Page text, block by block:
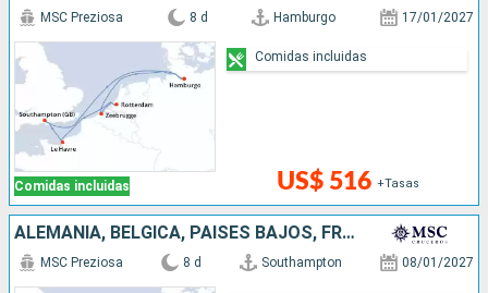
Comidas incluidas
MSC Preziosa 8 d Hamburgo 17/01/2027
US$ 516 +Tasas
Comidas incluidas
ALEMANIA, BÉLGICA, PAISES BAJOS, FRANCIA, REINO UNIDO
MSC Preziosa 8 d Southampton 08/01/2027